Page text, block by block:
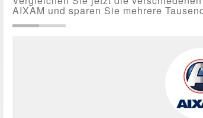
AIXAM und sparen Sie mehrere